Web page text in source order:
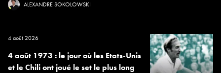
ALEXANDRE SOKOLOWSKI
4 août 2026
4 août 1973 : le jour où les Etats-Unis
et le Chili ont joué le set le plus long